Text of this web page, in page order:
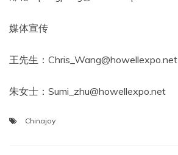
媒体宣传
王先生：Chris_Wang@howellexpo.net
朱女士：Sumi_zhu@howellexpo.net
Chinajoy